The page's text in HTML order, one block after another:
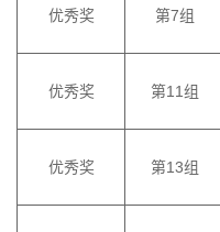
优秀奖 第7组
优秀奖 第11组
优秀奖 第13组